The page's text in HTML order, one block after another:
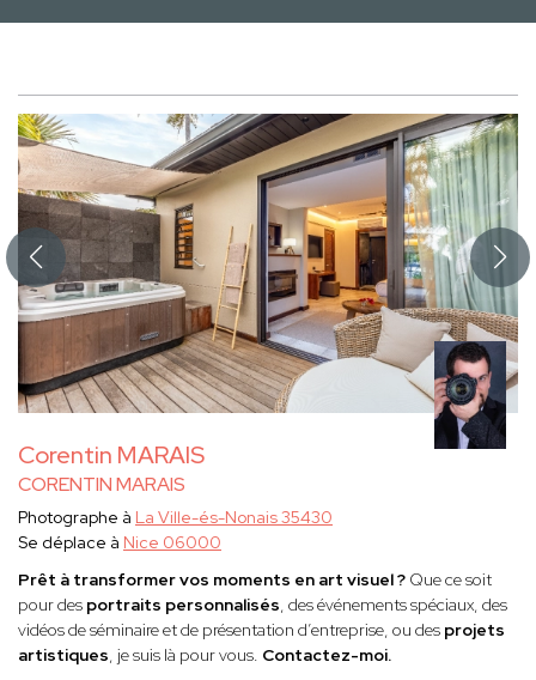
Corentin MARAIS
CORENTIN MARAIS
Photographe à La Ville-és-Nonais 35430
Se déplace à Nice 06000
Prêt à transformer vos moments en art visuel ? Que ce soit
pour des portraits personnalisés, des événements spéciaux, des
vidéos de séminaire et de présentation d’entreprise, ou des projets
artistiques, je suis là pour vous. Contactez-moi.